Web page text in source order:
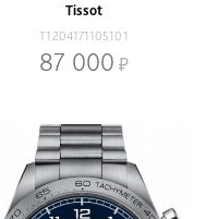
Tissot
T1204171105101
87 000